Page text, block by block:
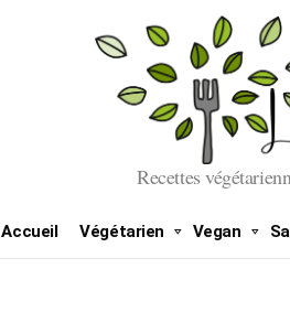
Recettes
Accueil Végétarien Vegan